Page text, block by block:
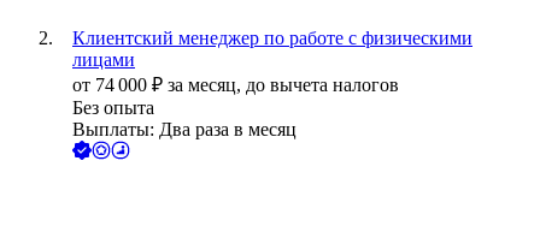
Клиентский менеджер по работе с физическими
лицами
от 74 000 ₽ за месяц, до вычета налогов
Без опыта
Выплаты: Два раза в месяц